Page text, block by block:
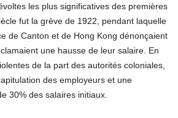
les plus significatives des premières
fut la grève de 1922, pendant laquelle
de Canton et de Hong Kong dénonçaient
une hausse de leur salaire. En
de la part des autorités coloniales,
des employeurs et une
30% des salaires initiaux.